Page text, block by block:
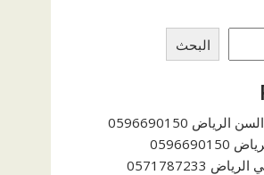
البحث
0596690150
0571787233